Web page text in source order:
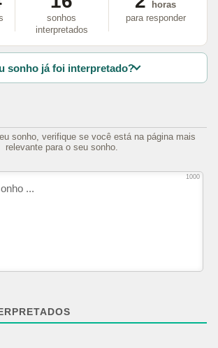
sonhos
interpretados
horas
para responder
sonho já foi interpretado?
sonho, verifique se você está na página mais
relevante para o seu sonho.
1000